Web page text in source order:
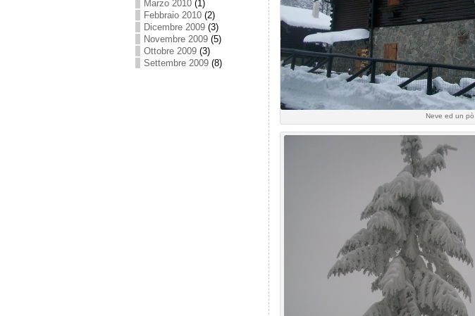
Marzo 2010 (1)
Febbraio 2010 (2)
Dicembre 2009 (3)
Novembre 2009 (5)
Ottobre 2009 (3)
Settembre 2009 (8)
Neve ed un pò